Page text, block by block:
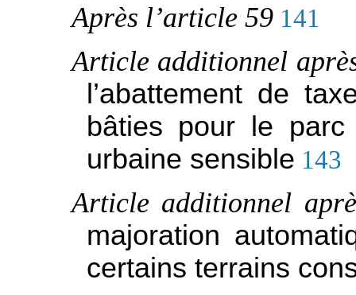
Après l’article 59141
Article additionnel
l’abattement de
bâties pour le
urbaine sensible 143
Article additionnel
majoration
certains terrains